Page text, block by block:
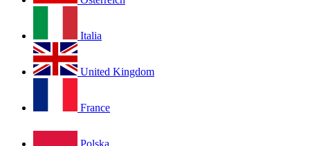
Italia
United Kingdom
France
Polska